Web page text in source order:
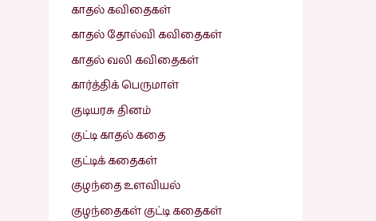
காதல் கவிதைகள்
காதல் தோல்வி கவிதைகள்
காதல் வலி கவிதைகள்
கார்த்திக் பெருமாள்
குடியரசு தினம்
குட்டி காதல் கதை
குட்டிக் கதைகள்
குழந்தை உளவியல்
குழந்தைகள் குட்டி கதைகள்